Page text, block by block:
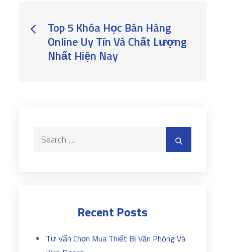
Post
navigation
Top 5 Khóa Học Bán Hàng
Online Uy Tín Và Chất Lượng
Nhất Hiện Nay
Search
Recent Posts
Tư Vấn Chọn Mua Thiết Bị Văn Phòng Và